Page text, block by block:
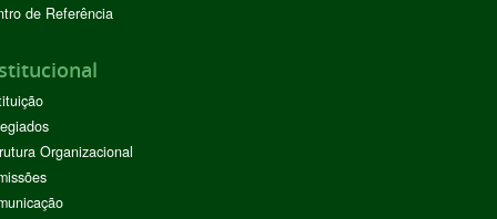
de Referência
Organizacional